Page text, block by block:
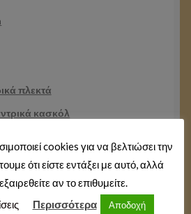
πλεκτά
κασκόλ
πλεκτά -Set
σκουφιά
πλεκτά
cookies για να βελτιώσει την
ότι είστε εντάξει με αυτό, αλλά
αν το επιθυμείτε.
Περισσότερα Αποδοχή